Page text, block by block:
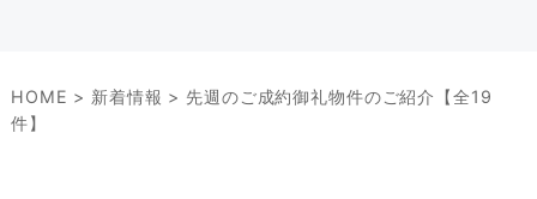
HOME > 新着情報 > 先週のご成約御礼物件のご紹介【全19
件】